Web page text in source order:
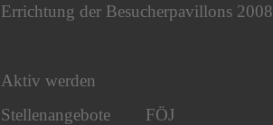
Errichtung der Besucherpavillons 2008
Aktiv werden
Stellenangebote
FÖJ